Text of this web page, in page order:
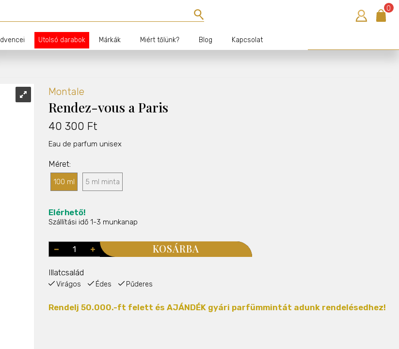
0
Utolsó darabok Márkák Miért tőlünk? Blog Kapcsolat
Montale
Rendez-vous a Paris
40 300 Ft
Eau de parfum unisex
Méret
100 ml 5 ml minta
Elérhető!
Szállítási idő 1-3 munkanap
KOSÁRBA
Illatcsalád
Virágos Édes Pűderes
Rendelj 50.000.-ft felett és AJÁNDÉK gyári parfümmintát adunk rendelésedhez!